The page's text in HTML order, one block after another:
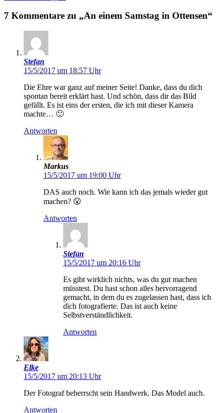
7 Kommentare zu „An einem Samstag in Ottensen“
Stefan
15/5/2017 um 18:57 Uhr
Die Ehre war ganz auf meiner Seite! Danke, dass du dich
spontan bereit erklärt hast. Und schön, dass dir das Bild
gefällt. Es ist eins der ersten, die ich mit dieser Kamera
machte… 🙂
Antworten
Markus
15/5/2017 um 19:00 Uhr
DAS auch noch. Wie kann ich das jemals wieder gut
machen? 😮
Antworten
Stefan
15/5/2017 um 20:16 Uhr
Es gibt wirklich nichts, was du gut machen
müsstest. Du hast schon alles hervorragend
gemacht, in dem du es zugelassen hast, dass ich
dich fotografierte. Das ist auch keine
Selbstverständlichkeit.
Antworten
Elke
15/5/2017 um 20:13 Uhr
Der Fotograf beherrscht sein Handwerk. Das Model auch.
Antworten